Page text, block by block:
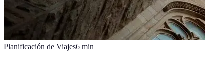
Planificación de Viajes6 min